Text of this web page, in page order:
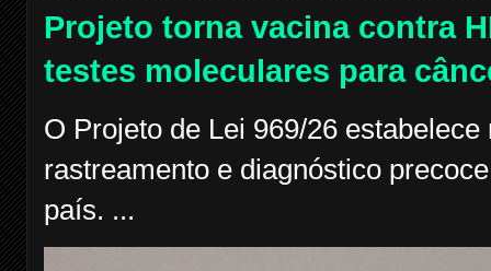
Projeto torna vacina contra
testes moleculares para
O Projeto de Lei 969/26
rastreamento e diagnóstico
país. ...